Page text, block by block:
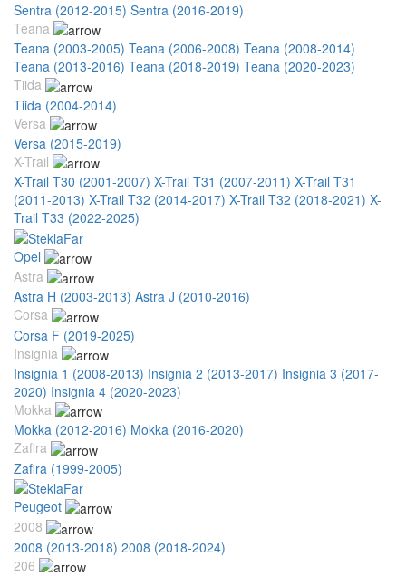
Sentra (2012-2015) Sentra (2016-2019)
Teana
Teana (2003-2005) Teana (2006-2008) Teana (2008-2014)
Teana (2013-2016) Teana (2018-2019) Teana (2020-2023)
Tiida
Tiida (2004-2014)
Versa
Versa (2015-2019)
X-Trail
X-Trail T30 (2001-2007) X-Trail T31 (2007-2011) X-Trail T31
(2011-2013) X-Trail T32 (2014-2017) X-Trail T32 (2018-2021) X-
Trail T33 (2022-2025)
Opel
Astra
Astra H (2003-2013) Astra J (2010-2016)
Corsa
Corsa F (2019-2025)
Insignia
Insignia 1 (2008-2013) Insignia 2 (2013-2017) Insignia 3 (2017-
2020) Insignia 4 (2020-2023)
Mokka
Mokka (2012-2016) Mokka (2016-2020)
Zafira
Zafira (1999-2005)
Peugeot
2008
2008 (2013-2018) 2008 (2018-2024)
206